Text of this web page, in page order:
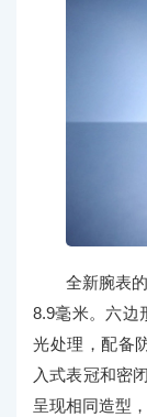
全新腕表
8.9毫米。六边
光处理，配备
入式表冠和密
呈现相同造型